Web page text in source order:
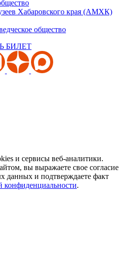
Хабаровского края (АМХК)
общество
БИЛЕТ
и сервисы веб-аналитики.
вы выражаете свое согласие
данных и подтверждаете факт
конфиденциальности.